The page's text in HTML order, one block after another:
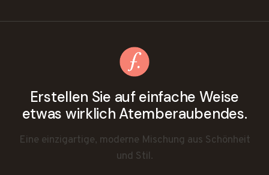
Erstellen Sie auf einfache Weise
etwas wirklich Atemberaubendes.
Eine einzigartige, moderne Mischung aus Schönheit
und Stil.